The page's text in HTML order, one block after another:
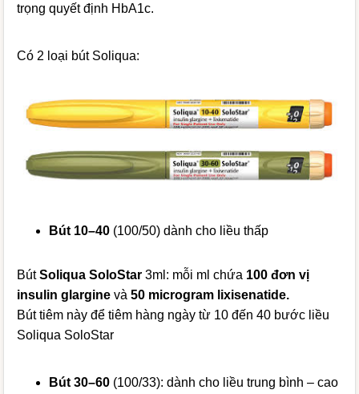
trọng quyết định HbA1c.
Có 2 loại bút Soliqua:
Bút 10–40 (100/50) dành cho liều thấp
BútSoliqua SoloStar 3ml: mỗi ml chứa 100 đơn vị
insulin glargine và50 microgram lixisenatide.
Bút tiêm này để tiêm hàng ngày từ 10 đến 40 bước liều
Soliqua SoloStar
Bút 30–60 (100/33): dành cho liều trung bình – cao